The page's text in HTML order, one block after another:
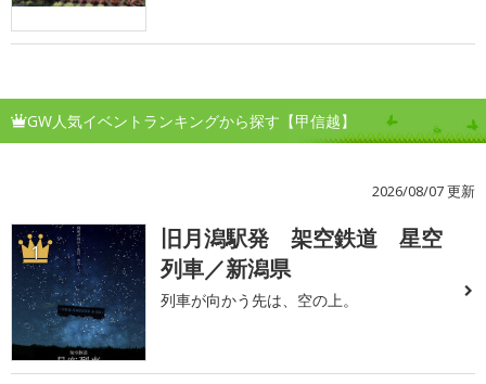
GW人気イベントランキングから探す【甲信越】
2026/08/07 更新
1
旧月潟駅発 架空鉄道 星空
列車／新潟県
列車が向かう先は、空の上。